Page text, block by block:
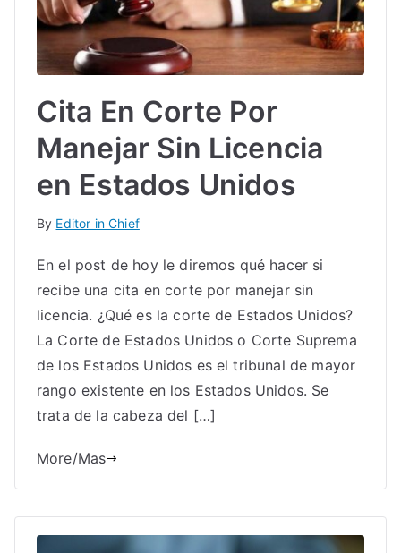
Cita En Corte Por
Manejar Sin Licencia
en Estados Unidos
By Editor in Chief
En el post de hoy le diremos qué hacer si
recibe una cita en corte por manejar sin
licencia. ¿Qué es la corte de Estados Unidos?
La Corte de Estados Unidos o Corte Suprema
de los Estados Unidos es el tribunal de mayor
rango existente en los Estados Unidos. Se
trata de la cabeza del […]
More/Mas